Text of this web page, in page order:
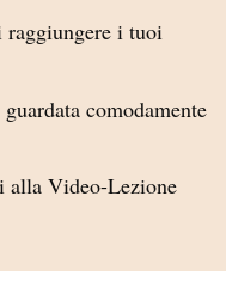
raggiungere i tuoi
comodamente
alla Video-Lezione